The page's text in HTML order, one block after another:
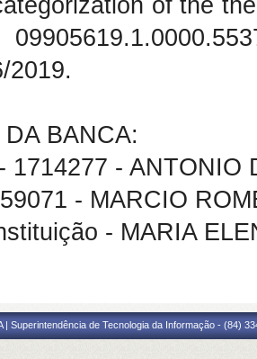
of the
2019.
BANCA:
1714277 - ANTONIO
- MARCIO
- MARIA
| Superintendência de Tecnologia da Informação - (84)